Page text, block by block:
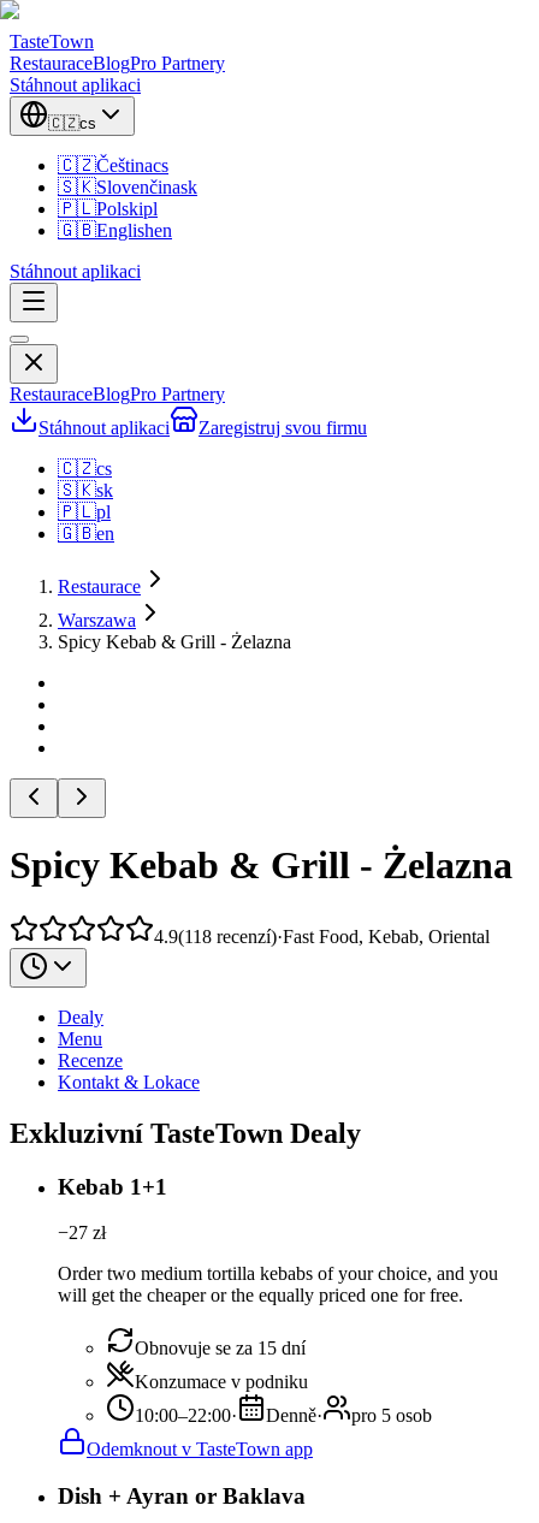
TasteTown
RestauraceBlogPro Partnery
Stáhnout aplikaci
🇨🇿cs
🇨🇿Češtinacs
🇸🇰Slovenčinask
🇵🇱Polskipl
🇬🇧Englishen
Stáhnout aplikaci
RestauraceBlogPro Partnery
Stáhnout aplikaci
Zaregistruj svou firmu
🇨🇿cs
🇸🇰sk
🇵🇱pl
🇬🇧en
Restaurace
Warszawa
Spicy Kebab & Grill - Żelazna
Spicy Kebab & Grill - Żelazna
4.9(118 recenzí)·Fast Food, Kebab, Oriental
Dealy
Menu
Recenze
Kontakt & Lokace
Exkluzivní TasteTown Dealy
Kebab 1+1
−27 zł
Order two medium tortilla kebabs of your choice, and you
will get the cheaper or the equally priced one for free.
Obnovuje se za 15 dní
Konzumace v podniku
10:00–22:00· Denně·
pro 5 osob
Odemknout v TasteTown app
Dish + Ayran or Baklava